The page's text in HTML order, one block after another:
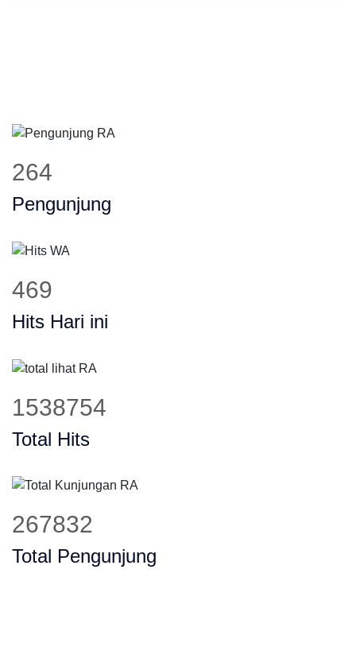
332
Pengunjung
591
Hits Hari ini
1936607
Total Hits
341270
Total Pengunjung